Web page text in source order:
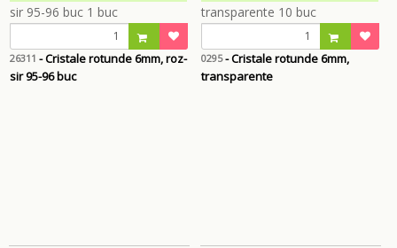
26311 - Cristale rotunde 6mm, roz-
sir 95-96 buc
0295- Cristale rotunde 6mm,
transparente